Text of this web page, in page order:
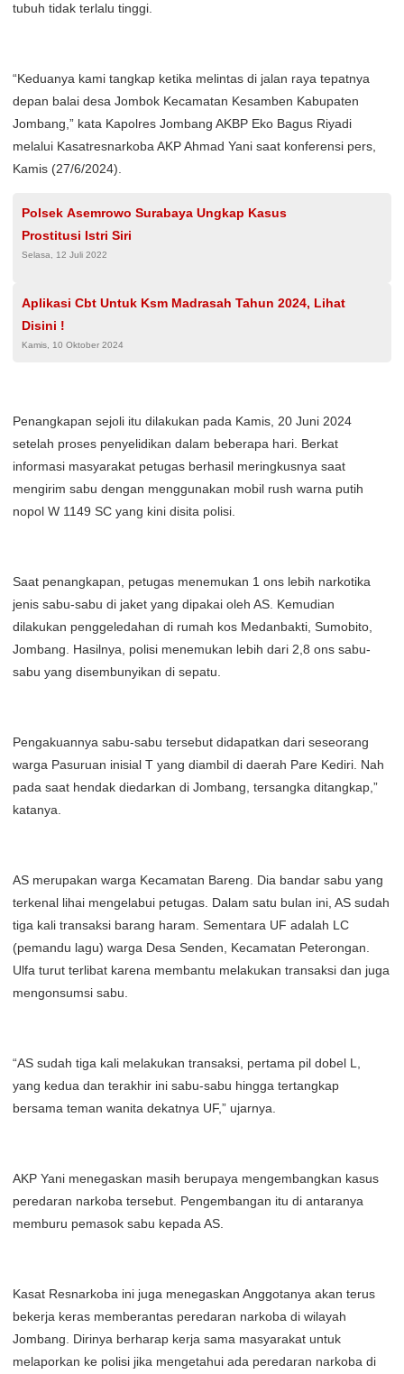
tubuh tidak terlalu tinggi.
“Keduanya kami tangkap ketika melintas di jalan raya tepatnya
depan balai desa Jombok Kecamatan Kesamben Kabupaten
Jombang,” kata Kapolres Jombang AKBP Eko Bagus Riyadi
melalui Kasatresnarkoba AKP Ahmad Yani saat konferensi pers,
Kamis (27/6/2024).
Polsek Asemrowo Surabaya Ungkap Kasus
Prostitusi Istri Siri
Selasa, 12 Juli 2022
Aplikasi Cbt Untuk Ksm Madrasah Tahun 2024, Lihat
Disini !
Kamis, 10 Oktober 2024
Penangkapan sejoli itu dilakukan pada Kamis, 20 Juni 2024
setelah proses penyelidikan dalam beberapa hari. Berkat
informasi masyarakat petugas berhasil meringkusnya saat
mengirim sabu dengan menggunakan mobil rush warna putih
nopol W 1149 SC yang kini disita polisi.
Saat penangkapan, petugas menemukan 1 ons lebih narkotika
jenis sabu-sabu di jaket yang dipakai oleh AS. Kemudian
dilakukan penggeledahan di rumah kos Medanbakti, Sumobito,
Jombang. Hasilnya, polisi menemukan lebih dari 2,8 ons sabu-
sabu yang disembunyikan di sepatu.
Pengakuannya sabu-sabu tersebut didapatkan dari seseorang
warga Pasuruan inisial T yang diambil di daerah Pare Kediri. Nah
pada saat hendak diedarkan di Jombang, tersangka ditangkap,”
katanya.
AS merupakan warga Kecamatan Bareng. Dia bandar sabu yang
terkenal lihai mengelabui petugas. Dalam satu bulan ini, AS sudah
tiga kali transaksi barang haram. Sementara UF adalah LC
(pemandu lagu) warga Desa Senden, Kecamatan Peterongan.
Ulfa turut terlibat karena membantu melakukan transaksi dan juga
mengonsumsi sabu.
“AS sudah tiga kali melakukan transaksi, pertama pil dobel L,
yang kedua dan terakhir ini sabu-sabu hingga tertangkap
bersama teman wanita dekatnya UF,” ujarnya.
AKP Yani menegaskan masih berupaya mengembangkan kasus
peredaran narkoba tersebut. Pengembangan itu di antaranya
memburu pemasok sabu kepada AS.
Kasat Resnarkoba ini juga menegaskan Anggotanya akan terus
bekerja keras memberantas peredaran narkoba di wilayah
Jombang. Dirinya berharap kerja sama masyarakat untuk
melaporkan ke polisi jika mengetahui ada peredaran narkoba di